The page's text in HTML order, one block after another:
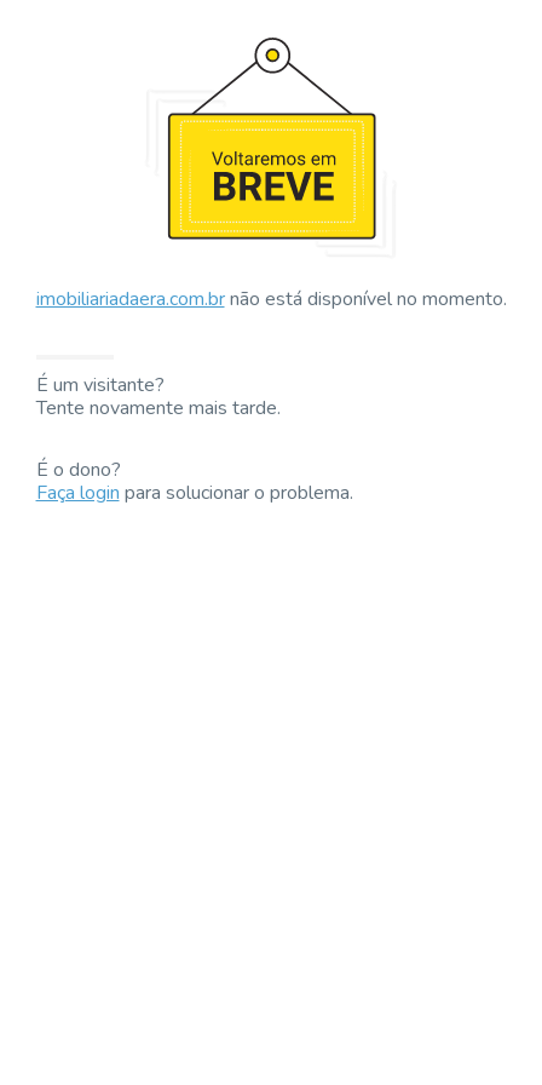
imobiliariadaera.com.brnão está disponível no momento.
É um visitante?
Tente novamente mais tarde.
É o dono?
Faça loginpara solucionar o problema.